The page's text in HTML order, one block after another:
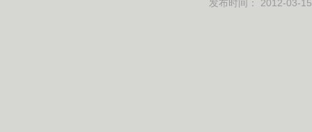
发布时间： 2012-03-